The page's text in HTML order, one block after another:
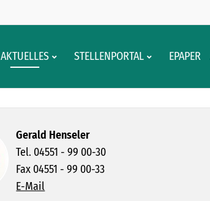
AKTUELLES STELLENPORTAL EPAPER
Gerald Henseler
Tel. 04551 - 99 00-30
Fax 04551 - 99 00-33
E-Mail